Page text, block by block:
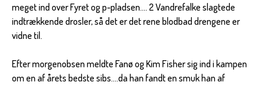
meget ind over Fyret og p-pladsen.... 2 Vandrefalke slagtede
indtrækkende drosler, så det er det rene blodbad drengene er
vidne til.
Efter morgenobsen meldte Fanø og Kim Fisher sig ind i kampen
om en af årets bedste sibs....da han fandt en smuk han af